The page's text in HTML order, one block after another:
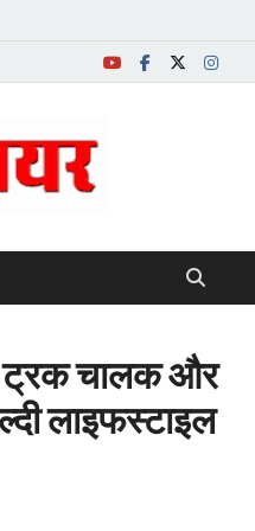
चालक और
लाइफस्टाइल